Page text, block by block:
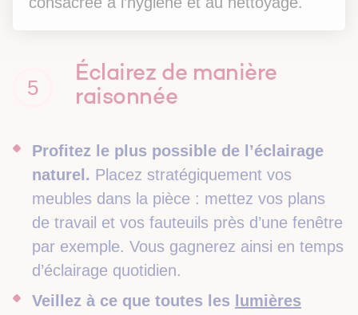
5
Éclairez de manière
raisonnée
Profitez le plus possible de l’éclairage
naturel. Placez stratégiquement vos
meubles dans la pièce : mettez vos plans
de travail et vos fauteuils près d’une fenêtre
par exemple. Vous gagnerez ainsi en temps
d’éclairage quotidien.
Veillez à ce que toutes les
lumières